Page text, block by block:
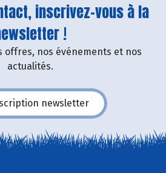
inscrivez-vous à la
!
offres, nos événements et nos
actualités.
newsletter